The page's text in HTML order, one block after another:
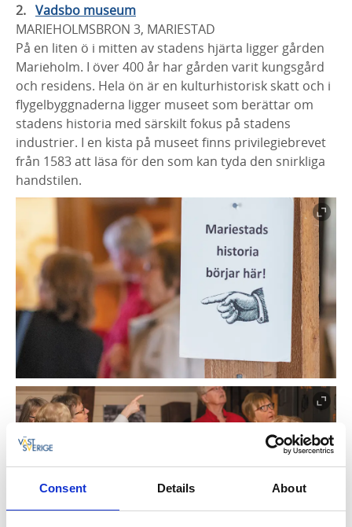
Consent Details About
Vadsbo museum
MARIEHOLMSBRON 3, MARIESTAD
På en liten ö i mitten av stadens hjärta ligger gården
Marieholm. I över 400 år har gården varit kungsgård
och residens. Hela ön är en kulturhistorisk skatt och i
flygelbyggnaderna ligger museet som berättar om
stadens historia med särskilt fokus på stadens
industrier. I en kista på museet finns privilegiebrevet
från 1583 att läsa för den som kan tyda den snirkliga
handstilen.